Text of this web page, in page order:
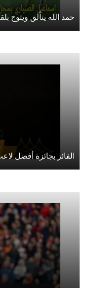
حمد الله يتألق
الفائز بجائزة أفضل لاعب